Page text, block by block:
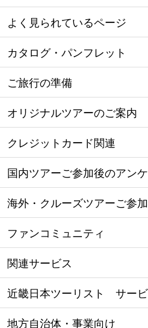
よく見られているページ
カタログ・パンフレット
ご旅行の準備
オリジナルツアーのご案内
クレジットカード関連
国内ツアーご参加後のアン
海外・クルーズツアーご参
ファンコミュニティ
関連サービス
近畿日本ツーリスト サー
地方自治体・事業向け